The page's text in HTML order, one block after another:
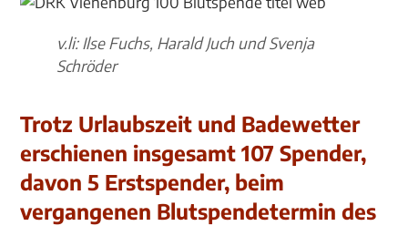
v.li: Ilse Fuchs, Harald Juch und Svenja
Schröder
Trotz Urlaubszeit und Badewetter
erschienen insgesamt 107 Spender,
davon 5 Erstspender, beim
vergangenen Blutspendetermin des